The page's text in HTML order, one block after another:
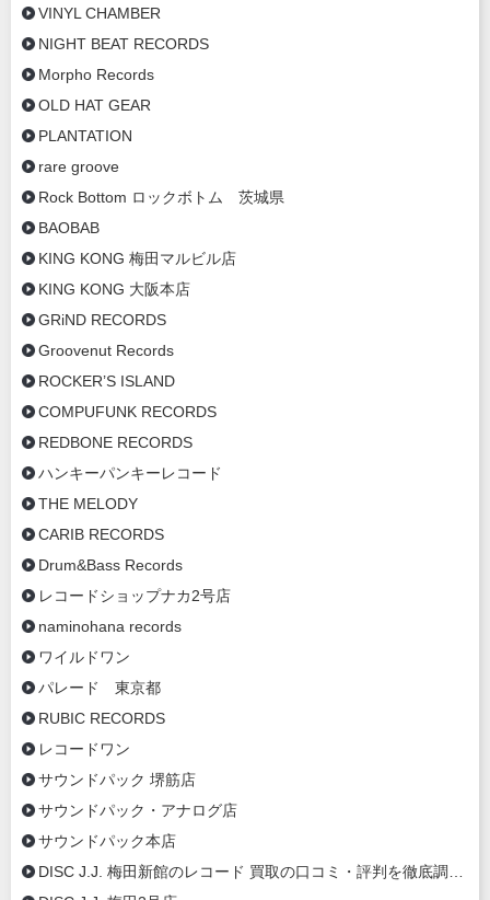
VINYL CHAMBER
NIGHT BEAT RECORDS
Morpho Records
OLD HAT GEAR
PLANTATION
rare groove
Rock Bottom ロックボトム 茨城県
BAOBAB
KING KONG 梅田マルビル店
KING KONG 大阪本店
GRiND RECORDS
Groovenut Records
ROCKER’S ISLAND
COMPUFUNK RECORDS
REDBONE RECORDS
ハンキーパンキーレコード
THE MELODY
CARIB RECORDS
Drum&Bass Records
レコードショップナカ2号店
naminohana records
ワイルドワン
パレード 東京都
RUBIC RECORDS
レコードワン
サウンドパック 堺筋店
サウンドパック・アナログ店
サウンドパック本店
DISC J.J. 梅田新館のレコード 買取の口コミ・評判を徹底調査【2020年最新】